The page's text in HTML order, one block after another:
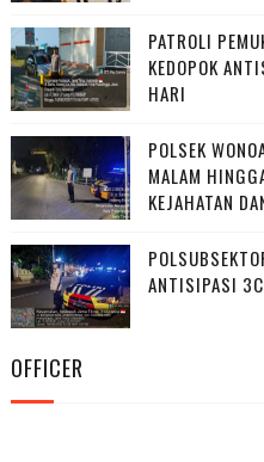
PATROLI
KEDOPOK
HARI
POLSEK
MALAM
KEJAHATAN
ANTISIPASI 3C
OFFICER